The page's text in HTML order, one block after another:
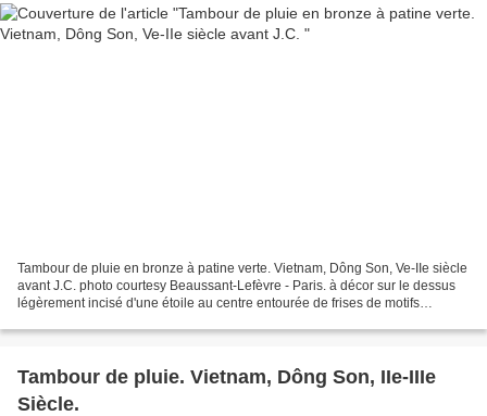
Tambour de pluie en bronze à patine verte. Vietnam, Dông Son, Ve-IIe siècle
avant J.C. photo courtesy Beaussant-Lefèvre - Paris. à décor sur le dessus
légèrement incisé d'une étoile au centre entourée de frises de motifs
Tambour de pluie. Vietnam, Dông Son, IIe-IIIe
Siècle.